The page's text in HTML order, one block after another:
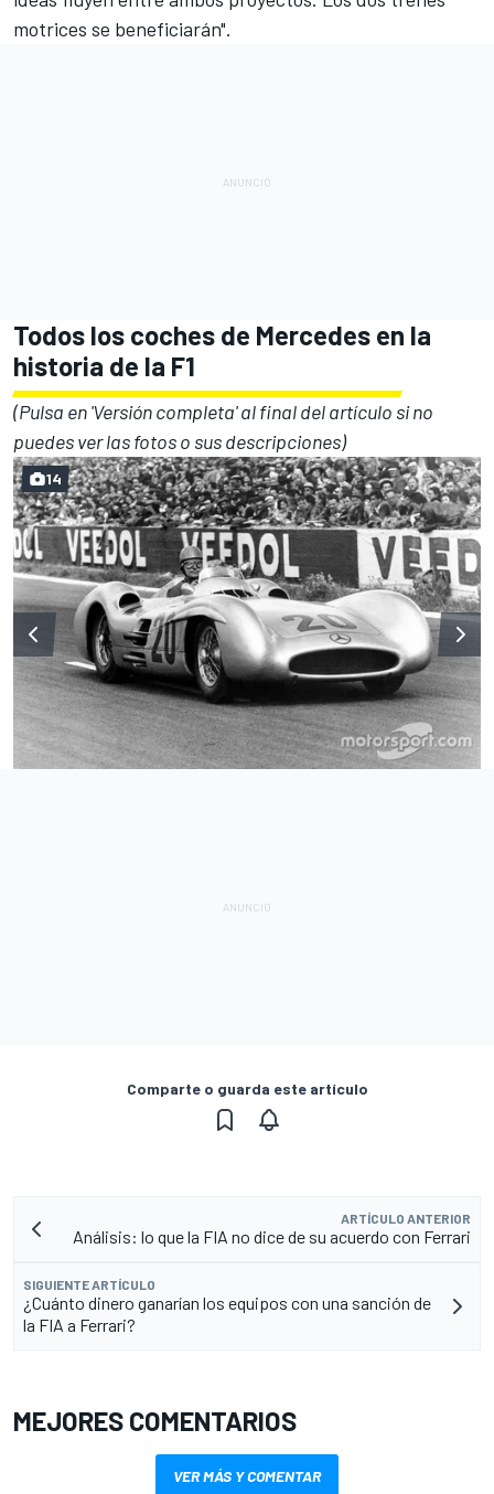
motrices se beneficiarán".
Todos los coches de Mercedes en la
historia de la F1
(Pulsa en 'Versión completa' al final del artículo si no
puedes ver las fotos o sus descripciones)
14
Comparte o guarda este artículo
ARTÍCULO ANTERIOR
Análisis: lo que la FIA no dice de su acuerdo con Ferrari
SIGUIENTE ARTÍCULO
¿Cuánto dinero ganarían los equipos con una sanción de
la FIA a Ferrari?
MEJORES COMENTARIOS
VER MÁS Y COMENTAR